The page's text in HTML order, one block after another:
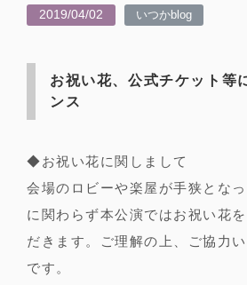
2019/04/02 いつかblog
お祝い花、公式チケット等
ンス
◆お祝い花に関しまして
会場のロビーや楽屋が手狭とな
に関わらず本公演ではお祝い花
だきます。ご理解の上、ご協力
です。